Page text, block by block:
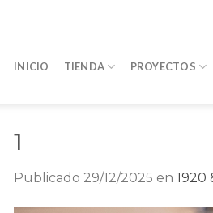
INICIO TIENDA PROYECTOS
1
Publicado 29/12/2025 en 1920